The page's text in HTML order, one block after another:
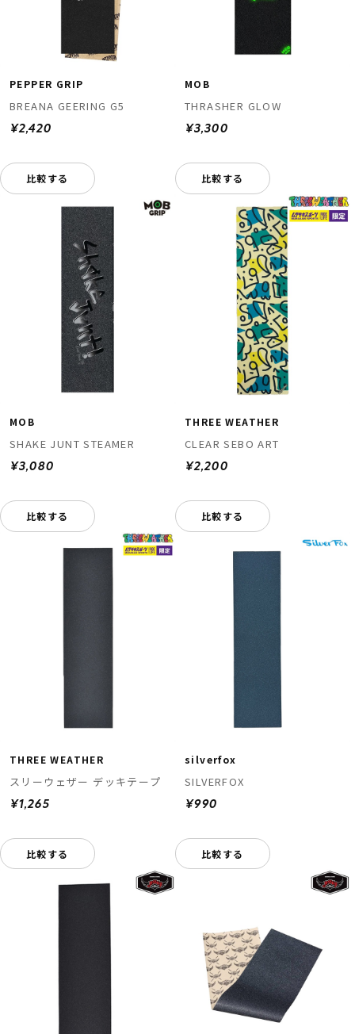
PEPPER GRIP
BREANA GEERING G5
¥2,420
比較する
MOB
THRASHER GLOW
¥3,300
比較する
MOB
SHAKE JUNT STEAMER
¥3,080
比較する
THREE WEATHER
CLEAR SEBO ART
¥2,200
比較する
THREE WEATHER
スリーウェザー デッキテープ
¥1,265
比較する
silverfox
SILVERFOX
¥990
比較する